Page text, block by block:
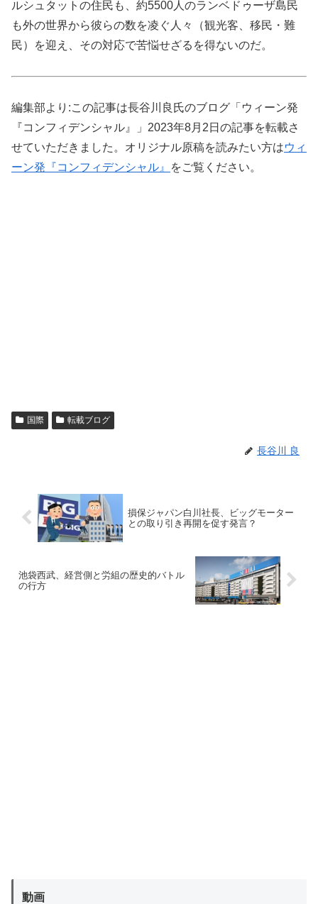
ルシュタットの住民も、約5500人のランベドゥーザ島民
も外の世界から彼らの数を凌ぐ人々（観光客、移民・難
民）を迎え、その対応で苦悩せざるを得ないのだ。
編集部より:この記事は長谷川良氏のブログ「ウィーン発
『コンフィデンシャル』」2023年8月2日の記事を転載さ
せていただきました。オリジナル原稿を読みたい方はウィ
ーン発『コンフィデンシャル』
をご覧ください。
国際 転載ブログ
長谷川 良
損保ジャパン白川社長、ビッグモーター
との取り引き再開を促す発言？
池袋西武、経営側と労組の歴史的バトル
の行方
動画